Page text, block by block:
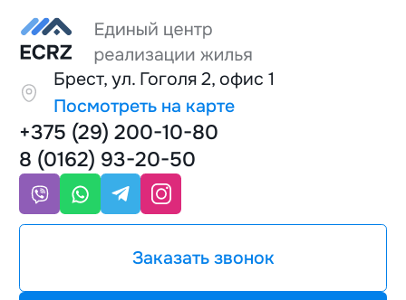
Брест, ул. Гоголя 2, офис 1
Посмотреть на карте
+375 (29) 200-10-80
8 (0162) 93-20-50
Заказать звонок